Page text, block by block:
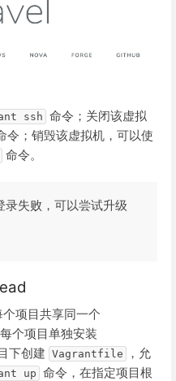
ssh 命令；关闭该虚拟
令；销毁该虚拟机，可以使
命令。
录失败，可以尝试升级
项目共享同一个
个项目单独安装
下创建 Vagrantfile
，允
up 命令，在指定项目根